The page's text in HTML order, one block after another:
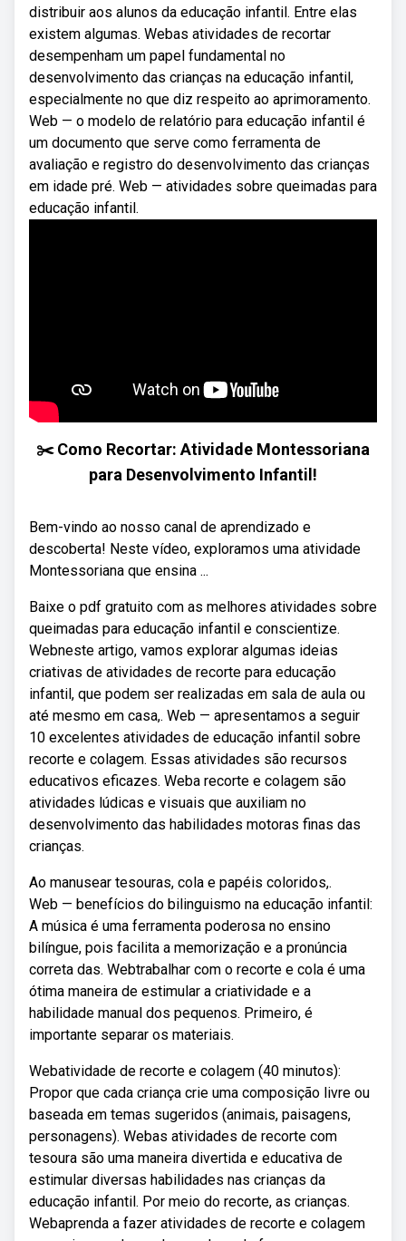
distribuir aos alunos da educação infantil. Entre elas
existem algumas. Webas atividades de recortar
desempenham um papel fundamental no
desenvolvimento das crianças na educação infantil,
especialmente no que diz respeito ao aprimoramento.
Web — o modelo de relatório para educação infantil é
um documento que serve como ferramenta de
avaliação e registro do desenvolvimento das crianças
em idade pré. Web — atividades sobre queimadas para
educação infantil.
✂️ Como Recortar: Atividade Montessoriana
para Desenvolvimento Infantil!
Bem-vindo ao nosso canal de aprendizado e
descoberta! Neste vídeo, exploramos uma atividade
Montessoriana que ensina ...
Baixe o pdf gratuito com as melhores atividades sobre
queimadas para educação infantil e conscientize.
Webneste artigo, vamos explorar algumas ideias
criativas de atividades de recorte para educação
infantil, que podem ser realizadas em sala de aula ou
até mesmo em casa,. Web — apresentamos a seguir
10 excelentes atividades de educação infantil sobre
recorte e colagem. Essas atividades são recursos
educativos eficazes. Weba recorte e colagem são
atividades lúdicas e visuais que auxiliam no
desenvolvimento das habilidades motoras finas das
crianças.
Ao manusear tesouras, cola e papéis coloridos,.
Web — benefícios do bilinguismo na educação infantil:
A música é uma ferramenta poderosa no ensino
bilíngue, pois facilita a memorização e a pronúncia
correta das. Webtrabalhar com o recorte e cola é uma
ótima maneira de estimular a criatividade e a
habilidade manual dos pequenos. Primeiro, é
importante separar os materiais.
Webatividade de recorte e colagem (40 minutos):
Propor que cada criança crie uma composição livre ou
baseada em temas sugeridos (animais, paisagens,
personagens). Webas atividades de recorte com
tesoura são uma maneira divertida e educativa de
estimular diversas habilidades nas crianças da
educação infantil. Por meio do recorte, as crianças.
Webaprenda a fazer atividades de recorte e colagem